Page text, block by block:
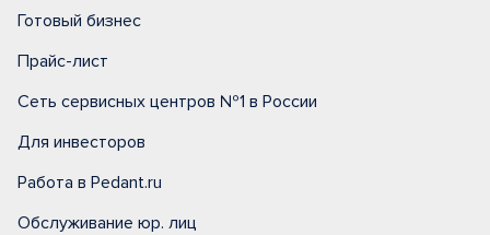
Готовый бизнес
Прайс-лист
Сеть сервисных центров №1 в России
Для инвесторов
Работа в Pedant.ru
Обслуживание юр. лиц